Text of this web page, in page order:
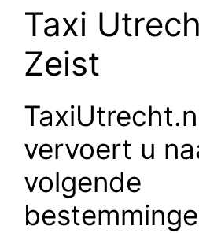
Taxi
Zeist
vervoert u
volgende